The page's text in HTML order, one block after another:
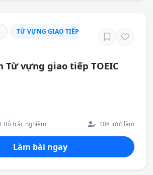
TỪ VỰNG GIAO TIẾP
Từ vựng giao tiếp TOEIC
Bộ trắc nghiệm 108 lượt làm
Làm bài ngay